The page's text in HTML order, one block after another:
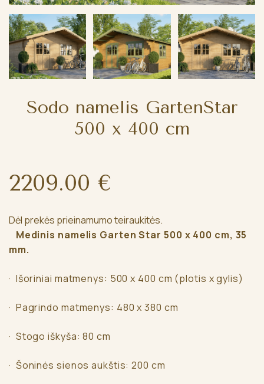
Sodo namelis GartenStar
500 x 400 cm
2209.00 €
Dėl prekės prieinamumo teiraukitės.
Medinis namelis Garten Star 500 x 400 cm, 35
mm.
· Išoriniai matmenys: 500 x 400 cm (plotis x gylis)
· Pagrindo matmenys: 480 x 380 cm
· Stogo iškyša: 80 cm
· Šoninės sienos aukštis: 200 cm